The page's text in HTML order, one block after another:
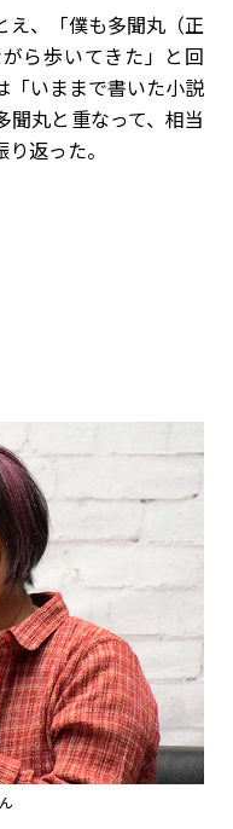
、「僕も多聞丸（正
ら歩いてきた」と回
「いままで書いた小説
聞丸と重なって、相当
返った。